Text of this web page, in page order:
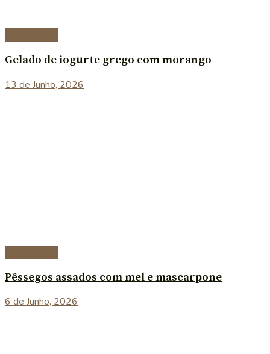
Gelado de iogurte grego com morango
13 de Junho, 2026
Pêssegos assados com mel e mascarpone
6 de Junho, 2026